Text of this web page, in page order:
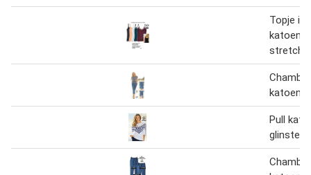
Topje in
katoen-
stretch
katoen
Pull